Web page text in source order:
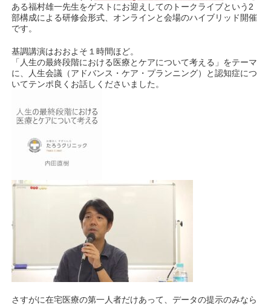
ある福村雄一先生をゲストにお迎えしてのトークライブという2
部構成による研修会形式、オンラインと会場のハイブリッド開催
です。
基調講演はおおよそ１時間ほど。
「人生の最終段階における医療とケアについて考える」をテーマ
に、人生会議（アドバンス・ケア・プランニング）と認知症につ
いてテンポ良くお話しくださいました。
さすがに在宅医療の第一人者だけあって、データの提示のみなら